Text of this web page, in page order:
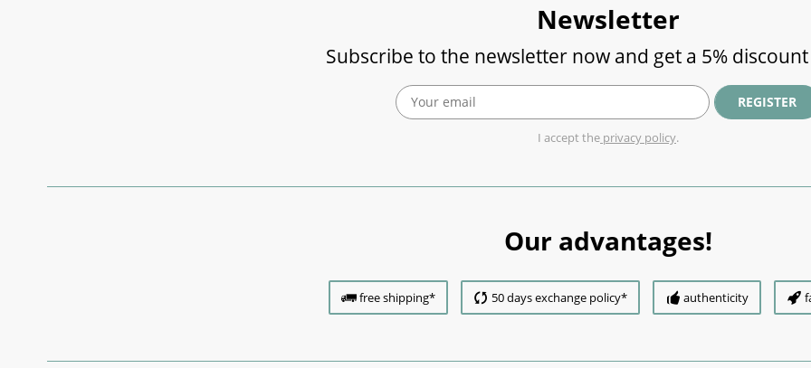
Newsletter
Subscribe to the newsletter now and get a 5%
REGISTER
I accept the privacy policy.
Our advantages!
free shipping* 50 days exchange policy* authenticity